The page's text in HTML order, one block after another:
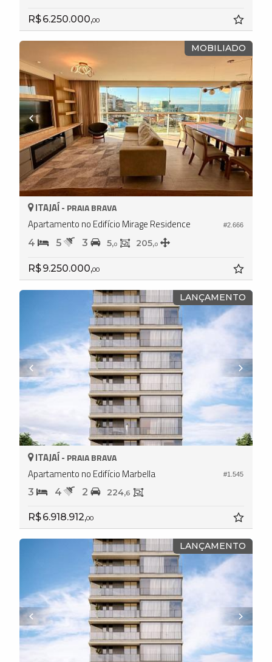
R$ 6.250.000,00
MOBILIADO
#2.666
ITAJAÍ - PRAIA BRAVA
Apartamento no Edifício Mirage Residence
4 5 3 5,0 205,0
R$ 9.250.000,00
LANÇAMENTO
#1.545
ITAJAÍ - PRAIA BRAVA
Apartamento no Edifício Marbella
3 4 2 224,6
R$ 6.918.912,00
LANÇAMENTO